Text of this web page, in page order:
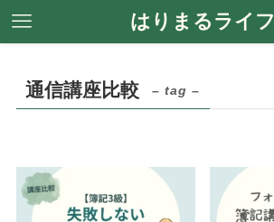
はりまるライフ
通信講座比較 – tag –